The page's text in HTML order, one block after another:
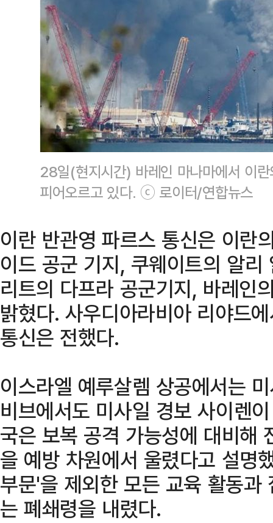
28일(현지시간) 바레인 마나마에서 이
피어오르고 있다. ⓒ 로이터/연합뉴스
이란 반관영 파르스 통신은 이란
이드 공군 기지, 쿠웨이트의 알
리트의 다프라 공군기지, 바레인
밝혔다. 사우디아라비아 리야드
통신은 전했다.
이스라엘 예루살렘 상공에서는
비브에서도 미사일 경보 사이렌
국은 보복 공격 가능성에 대비해
을 예방 차원에서 울렸다고 설명
부문'을 제외한 모든 교육 활동
는 폐쇄령을 내렸다.